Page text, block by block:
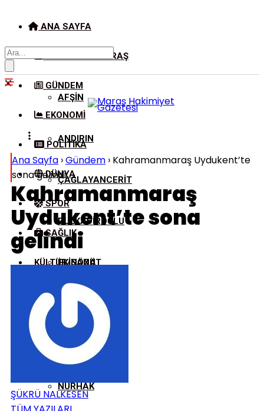
ANA SAYFA
KAHRAMANMARAŞ
AFŞIN
ANDIRIN
ÇAĞLAYANCERIT
DULKADIROĞLU
EKINÖZÜ
ELBISTAN
GÖKSUN
NURHAK
GÜNDEM
EKONOMI
POLITIKA
DÜNYA
SPOR
SAĞLIK
KÜLTÜR/SANAT
Ana Sayfa ›Gündem › Kahramanmaraş Uydukent’te
sona gelindi
Kahramanmaraş
Uydukent’te sona
gelindi
ŞÜKRÜ NALKESEN